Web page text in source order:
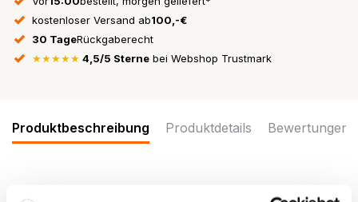
kostenloser Versand ab100,-€
30 TageRückgaberecht
★★★★★ 4,5/5 Sterne bei Webshop Trustmark
Produktbeschreibung Produktdetails Bewertungen
Was für ein Hingucker! Die Ay Illuminate Z22 Hängeleuchte mit